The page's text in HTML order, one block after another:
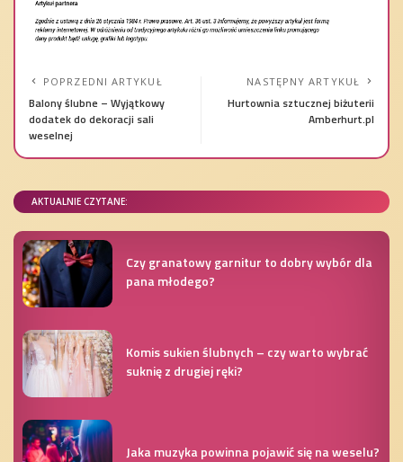
POPRZEDNI ARTYKUŁ
Balony ślubne – Wyjątkowy
dodatek do dekoracji sali
weselnej
NASTĘPNY ARTYKUŁ
Hurtownia sztucznej biżuterii
Amberhurt.pl
AKTUALNIE CZYTANE:
Czy granatowy garnitur to dobry wybór dla
pana młodego?
Komis sukien ślubnych – czy warto wybrać
suknię z drugiej ręki?
Jaka muzyka powinna pojawić się na weselu?